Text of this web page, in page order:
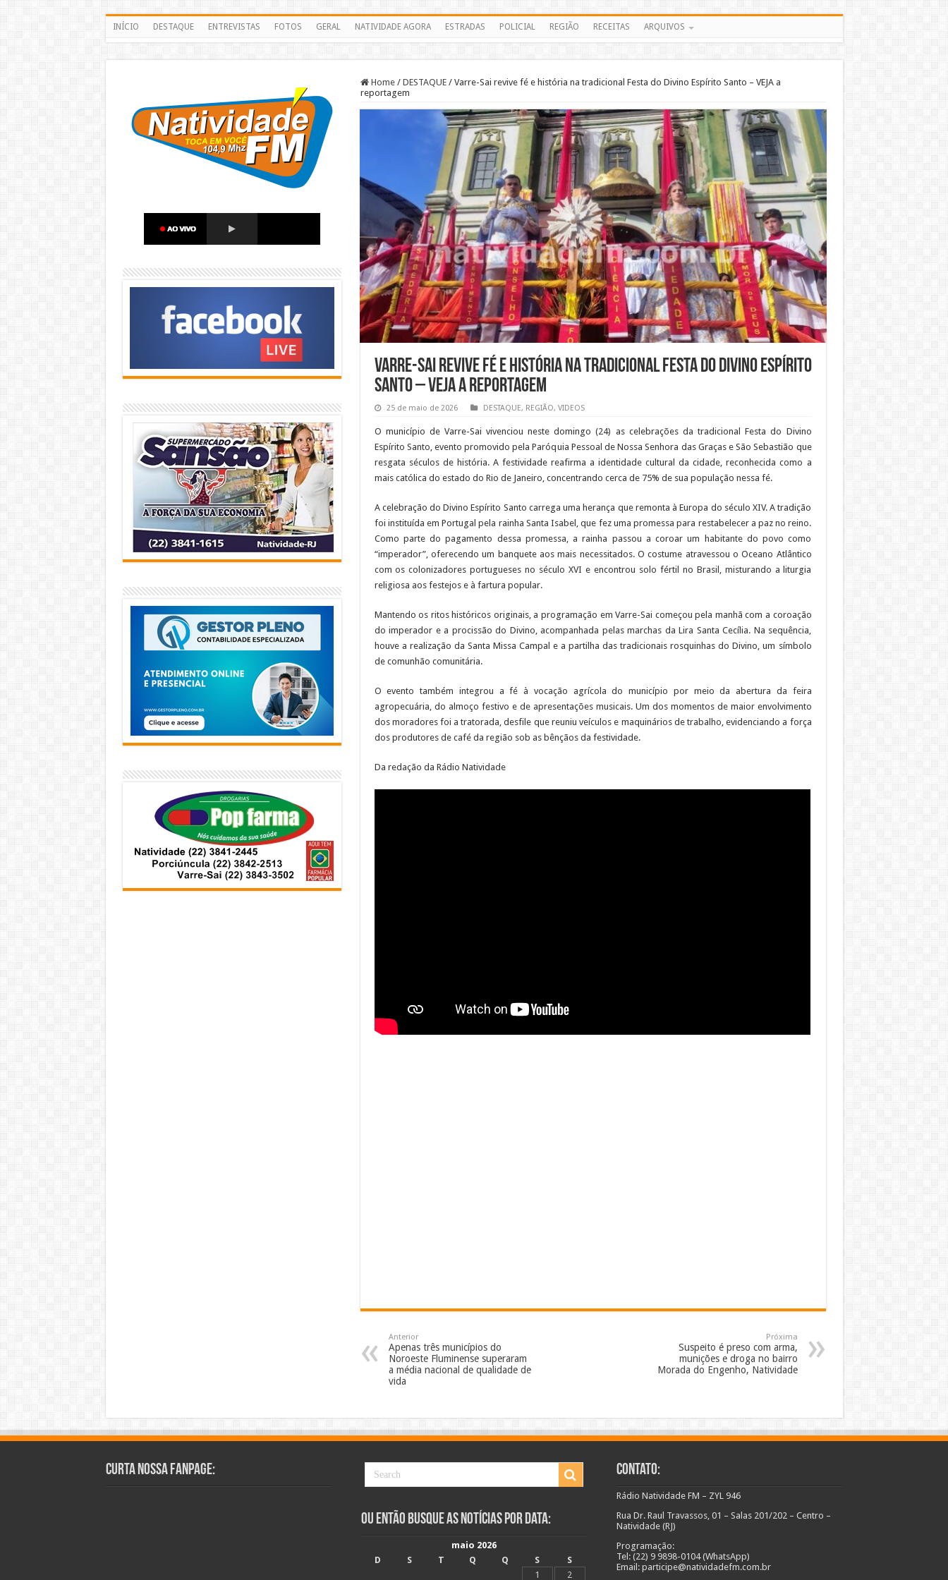
INÍCIO DESTAQUE ENTREVISTAS FOTOS GERAL NATIVIDADE AGORA ESTRADAS POLICIAL REGIÃO RECEITAS ARQUIVOS
Home / DESTAQUE / Varre-Sai revive fé e história na tradicional Festa do Divino Espírito Santo – VEJA a
reportagem
Varre-Sai revive fé e história na tradicional Festa do Divino Espírito
Santo – VEJA a reportagem
25 de maio de 2026 DESTAQUE, REGIÃO, VIDEOS
O município de Varre-Sai vivenciou neste domingo (24) as celebrações da tradicional Festa do Divino
Espírito Santo, evento promovido pela Paróquia Pessoal de Nossa Senhora das Graças e São Sebastião que
resgata séculos de história. A festividade reafirma a identidade cultural da cidade, reconhecida como a
mais católica do estado do Rio de Janeiro, concentrando cerca de 75% de sua população nessa fé.
A celebração do Divino Espírito Santo carrega uma herança que remonta à Europa do século XIV. A tradição
foi instituída em Portugal pela rainha Santa Isabel, que fez uma promessa para restabelecer a paz no reino.
Como parte do pagamento dessa promessa, a rainha passou a coroar um habitante do povo como
“imperador”, oferecendo um banquete aos mais necessitados. O costume atravessou o Oceano Atlântico
com os colonizadores portugueses no século XVI e encontrou solo fértil no Brasil, misturando a liturgia
religiosa aos festejos e à fartura popular.
Mantendo os ritos históricos originais, a programação em Varre-Sai começou pela manhã com a coroação
do imperador e a procissão do Divino, acompanhada pelas marchas da Lira Santa Cecília. Na sequência,
houve a realização da Santa Missa Campal e a partilha das tradicionais rosquinhas do Divino, um símbolo
de comunhão comunitária.
O evento também integrou a fé à vocação agrícola do município por meio da abertura da feira
agropecuária, do almoço festivo e de apresentações musicais. Um dos momentos de maior envolvimento
dos moradores foi a tratorada, desfile que reuniu veículos e maquinários de trabalho, evidenciando a força
dos produtores de café da região sob as bênçãos da festividade.
Da redação da Rádio Natividade
Anterior
Apenas três municípios do
Noroeste Fluminense superaram
a média nacional de qualidade de
vida
Próxima
Suspeito é preso com arma,
munições e droga no bairro
Morada do Engenho, Natividade
Curta Nossa Fanpage:
Ou Então Busque as Notícias Por Data:
maio 2026
D
S T Q Q S
S
1
2
Contato:
Rádio Natividade FM – ZYL 946
Rua Dr. Raul Travassos, 01 – Salas 201/202 – Centro –
Natividade (RJ)
Programação:
Tel: (22) 9 9898-0104 (WhatsApp)
Email: participe@natividadefm.com.br